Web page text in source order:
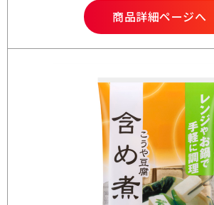
商品詳細ページへ